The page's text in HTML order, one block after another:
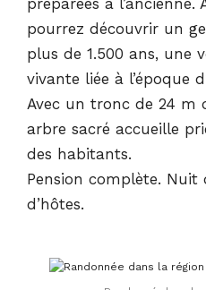
pourrez découvrir un
plus de 1.500 ans, une
vivante liée à l’époque
Avec un tronc de 24 m
arbre sacré accueille
des habitants.
Pension complète.
d’hôtes.